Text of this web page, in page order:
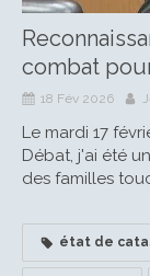
combat
18 Fév 2026
Le mardi 17
Débat, j'ai été
des familles
état de